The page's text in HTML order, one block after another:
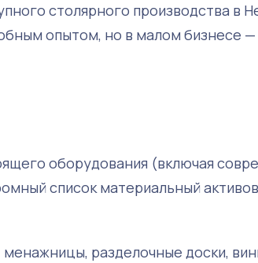
столярного производства в
опытом, но в малом бизнесе —
оборудования (включая
список материальный
разделочные доски,